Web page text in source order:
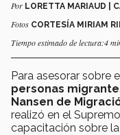
Por LORETTA MARIAUD |
Fotos CORTESÍA MIRIAM
Tiempo estimado de lectura:4
Para asesorar sobre
personas
Nansen de
realizó en el
capacitación sobre